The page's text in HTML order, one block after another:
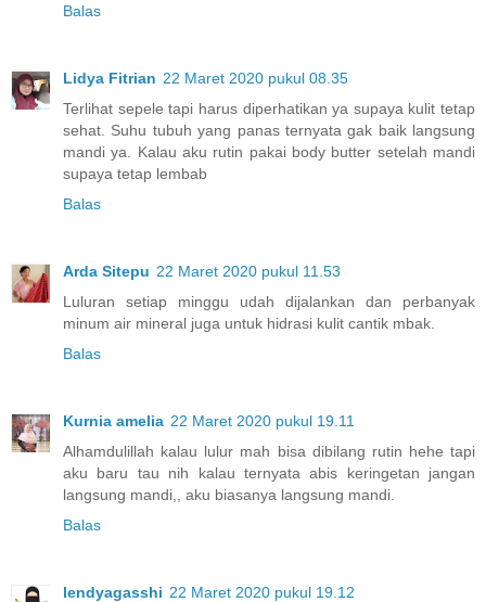
Balas
Lidya Fitrian 22 Maret 2020 pukul 08.35
Terlihat sepele tapi harus diperhatikan ya supaya kulit tetap
sehat. Suhu tubuh yang panas ternyata gak baik langsung
mandi ya. Kalau aku rutin pakai body butter setelah mandi
supaya tetap lembab
Balas
Arda Sitepu 22 Maret 2020 pukul 11.53
Luluran setiap minggu udah dijalankan dan perbanyak
minum air mineral juga untuk hidrasi kulit cantik mbak.
Balas
Kurnia amelia 22 Maret 2020 pukul 19.11
Alhamdulillah kalau lulur mah bisa dibilang rutin hehe tapi
aku baru tau nih kalau ternyata abis keringetan jangan
langsung mandi,, aku biasanya langsung mandi.
Balas
lendyagasshi 22 Maret 2020 pukul 19.12